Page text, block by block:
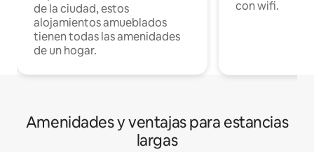
de la ciudad, estos
alojamientos amueblados
tienen todas las amenidades
de un hogar.
con wifi.
Amenidades y ventajas para estancias
largas